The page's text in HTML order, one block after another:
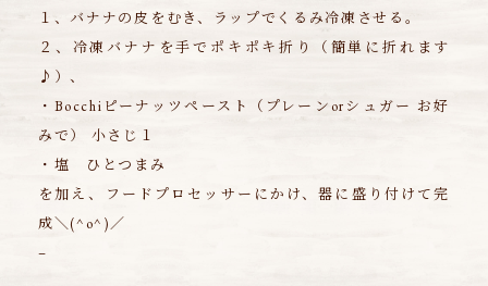
１、バナナの皮をむき、ラップでくるみ冷凍させる。
２、冷凍バナナを手でポキポキ折り（簡単に折れます
♪）、
・Bocchiピーナッツペースト（プレーンorシュガー お好
みで） 小さじ１
・塩 ひとつまみ
を加え、フードプロセッサーにかけ、器に盛り付けて完
成＼(^o^)／
–